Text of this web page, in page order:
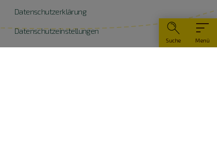
Menü
Suche
Datenschutzerklärung
Datenschutzeinstellungen
Widerruf erklären